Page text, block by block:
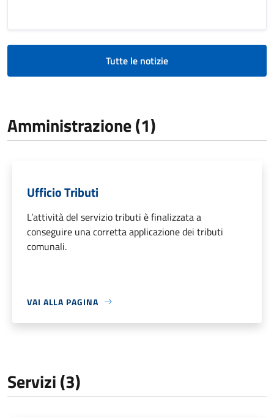
Tutte le notizie
Amministrazione (1)
Ufficio Tributi
L’attività del servizio tributi è finalizzata a
conseguire una corretta applicazione dei tributi
comunali.
VAI ALLA PAGINA
Servizi (3)